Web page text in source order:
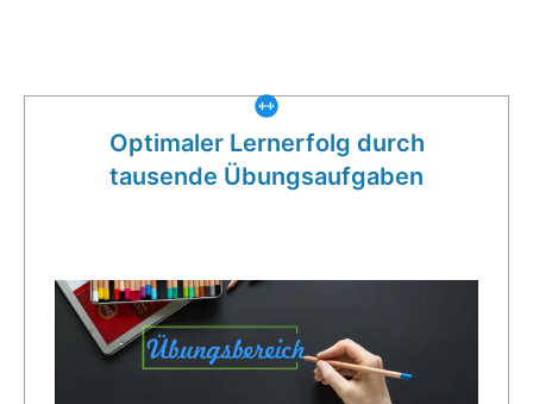
Optimaler Lernerfolg durch
tausende Übungsaufgaben